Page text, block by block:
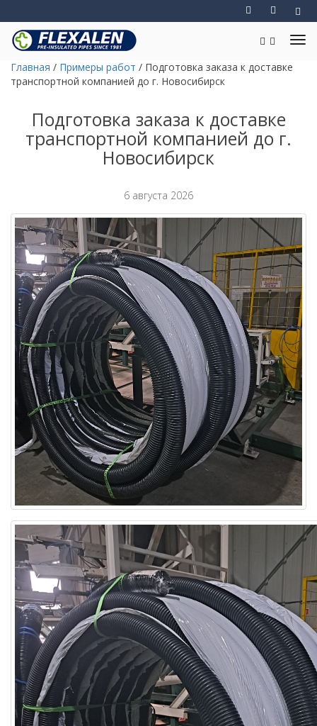
Главная / Примеры работ / Подготовка заказа к доставке
транспортной компанией до г. Новосибирск
Подготовка заказа к доставке
транспортной компанией до г.
Новосибирск
6 августа 2026